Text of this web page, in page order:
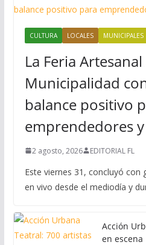
CULTURA LOCALES MUNICIPALES
La Feria
Municipalidad
balance positivo
emprendedores
2 agosto, 2026 EDITORIAL FL
Este viernes 31, concluyó con
en vivo desde el mediodía y
Acción
en escena